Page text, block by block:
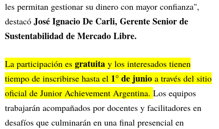
les permitan gestionar su dinero con mayor confianza",
destacó José Ignacio De Carli, Gerente Senior de
Sustentabilidad de Mercado Libre.
La participación es gratuita y los interesados tienen
tiempo de inscribirse hasta el 1° de junio a través del sitio
oficial de Junior Achievement Argentina. Los equipos
trabajarán acompañados por docentes y facilitadores en
desafíos que culminarán en una final presencial en